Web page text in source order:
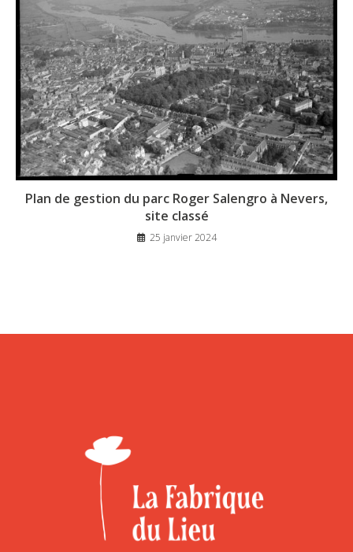
Plan de gestion du parc Roger Salengro à Nevers,
site classé
25 janvier 2024